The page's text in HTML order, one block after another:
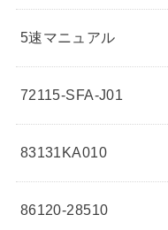
5速マニュアル
72115-SFA-J01
83131KA010
86120-28510